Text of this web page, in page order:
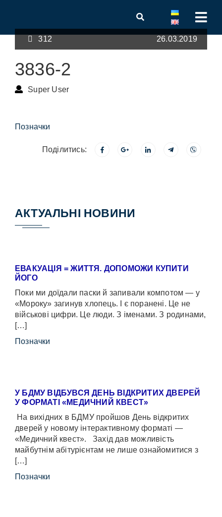
312 26.03.2019
3836-2
Super User
Позначки
Поділитись:
АКТУАЛЬНІ НОВИНИ
ЕВАКУАЦІЯ = ЖИТТЯ. ДОПОМОЖИ КУПИТИ
ЙОГО
Поки ми доїдали паски й запивали компотом — у
«Мороку» загинув хлопець. І є поранені. Це не
військові цифри. Це люди. З іменами. З родинами,
[…]
Позначки
У БДМУ ВІДБУВСЯ ДЕНЬ ВІДКРИТИХ ДВЕРЕЙ
У ФОРМАТІ «МЕДИЧНИЙ КВЕСТ»
На вихідних в БДМУ пройшов День відкритих
дверей у новому інтерактивному форматі —
«Медичний квест». Захід дав можливість
майбутнім абітурієнтам не лише ознайомитися з
[…]
Позначки